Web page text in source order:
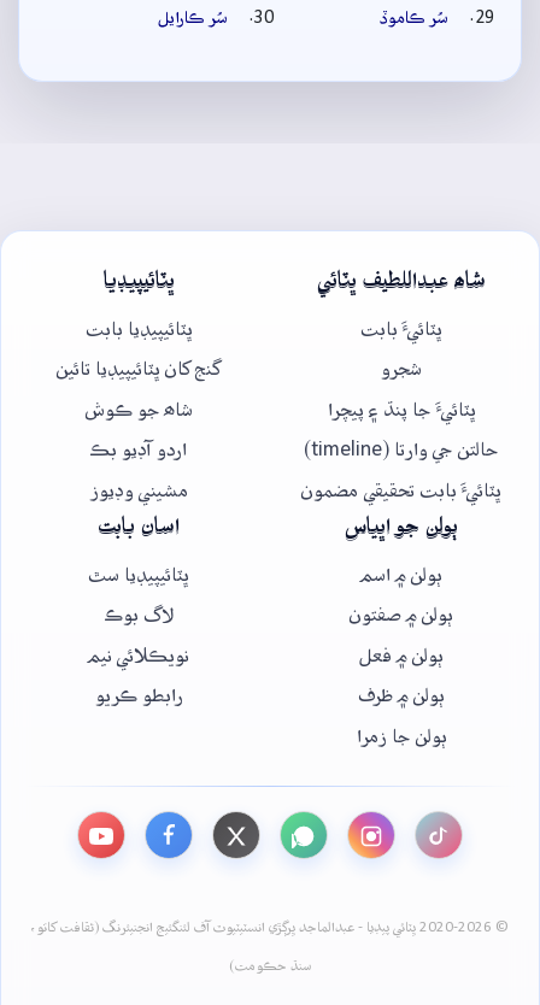
سُر ڪاموڏ
سُر ڪارايل
شاھ عبداللطيف ڀٽائي
ڀٽائيءَ بابت
شجرو
ڀٽائيءَ جا پنڌ ۽ پيچرا
حالتن جي وارتا (timeline)
ڀٽائيءَ بابت تحقيقي مضمون
ڀٽائيپيڊيا
ڀٽائيپيڊيا بابت
گنج کان ڀٽائيپيڊيا تائين
شاھ جو ڪوش
اردو آڊيو بڪ
مشيني وڊيوز
ٻولن جو اڀياس
ٻولن ۾ اسم
ٻولن ۾ صفتون
ٻولن ۾ فعل
ٻولن ۾ ظرف
ٻولن جا زمرا
اسان بابت
ڀٽائيپيڊيا سٿ
لاگ بوڪ
نويڪلائي نيم
رابطو ڪريو
© 2020-2026 ڀٽائي پيڊيا - عبدالماجد ڀرڳڙي انسٽيٽيوٽ آف لئنگئيج انجنيئرنگ (ثقافت کاتو،
سنڌ حڪومت)